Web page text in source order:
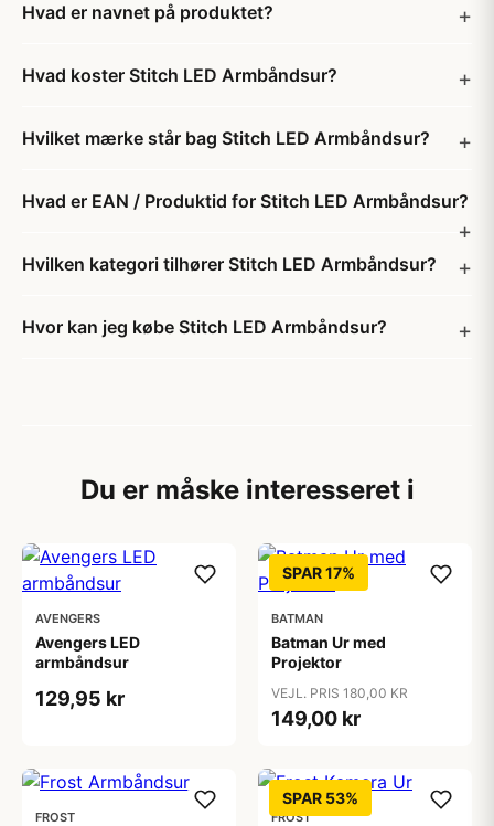
Hvad er navnet på produktet?
Hvad koster Stitch LED Armbåndsur?
Hvilket mærke står bag Stitch LED Armbåndsur?
Hvad er EAN / Produktid for Stitch LED Armbåndsur?
Hvilken kategori tilhører Stitch LED Armbåndsur?
Hvor kan jeg købe Stitch LED Armbåndsur?
Du er måske interesseret i
AVENGERS
Avengers LED
armbåndsur
129,95 kr
SPAR 17%
BATMAN
Batman Ur med
Projektor
VEJL. PRIS 180,00 KR
149,00 kr
FROST
SPAR 53%
FROST